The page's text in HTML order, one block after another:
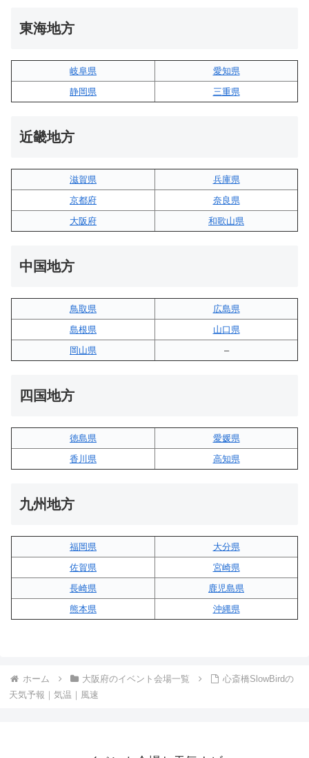
東海地方
岐阜県
愛知県
静岡県
三重県
近畿地方
滋賀県
兵庫県
京都府
奈良県
大阪府
和歌山県
中国地方
鳥取県
広島県
島根県
山口県
岡山県
–
四国地方
徳島県
愛媛県
香川県
高知県
九州地方
福岡県
大分県
佐賀県
宮崎県
長崎県
鹿児島県
熊本県
沖縄県
ホーム 大阪府のイベント会場一覧
心斎橋SlowBirdの
天気予報｜気温｜風速